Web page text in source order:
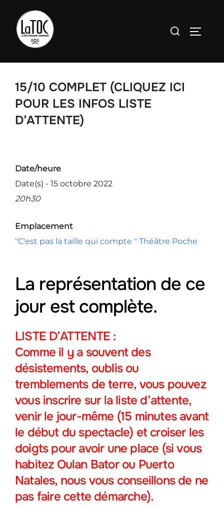
contenu
Rechercher :
15/10 COMPLET (CLIQUEZ ICI
POUR LES INFOS LISTE
D’ATTENTE)
Date/heure
Date(s) - 15 octobre 2022
20h30
Emplacement
"C'est pas la taille qui compte " Théâtre Poche
La représentation de ce
jour est complète.
LISTE D’ATTENTE :
Comme il y a souvent des
désistements, oublis ou
tremblements de terre, vous pouvez
vous inscrire sur la liste d’attente,
venir le jour-même (15 minutes avant
le début du spectacle) et croiser les
doigts pour avoir une place (si vous
habitez Oulan Bator ou Puerto
Natales, nous vous conseillons de ne
pas faire cette démarche).